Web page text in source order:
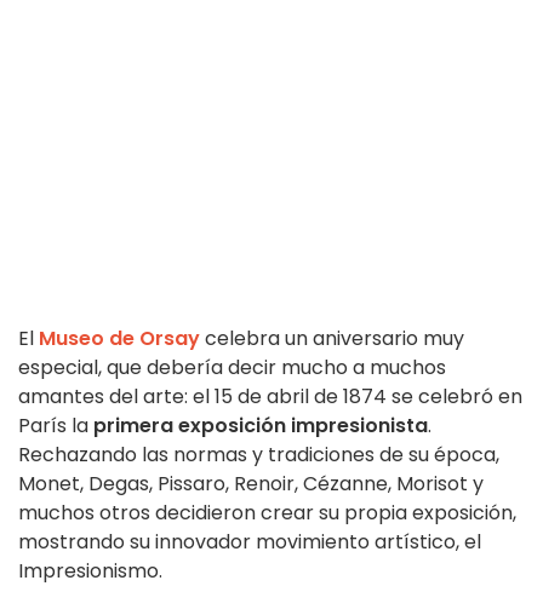
El Museo de Orsaycelebra un aniversario muy
especial, que debería decir mucho a muchos
amantes del arte: el 15 de abril de 1874 se celebró en
París la primera exposición impresionista.
Rechazando las normas y tradiciones de su época,
Monet, Degas, Pissaro, Renoir, Cézanne, Morisot y
muchos otros decidieron crear su propia exposición,
mostrando su innovador movimiento artístico, el
Impresionismo.